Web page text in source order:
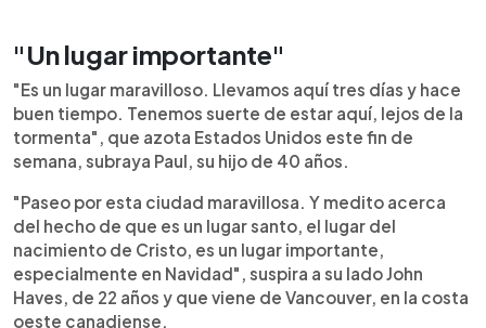
"Un lugar importante"
"Es un lugar maravilloso. Llevamos aquí tres días y hace
buen tiempo. Tenemos suerte de estar aquí, lejos de la
tormenta", que azota Estados Unidos este fin de
semana, subraya Paul, su hijo de 40 años.
"Paseo por esta ciudad maravillosa. Y medito acerca
del hecho de que es un lugar santo, el lugar del
nacimiento de Cristo, es un lugar importante,
especialmente en Navidad", suspira a su lado John
Haves, de 22 años y que viene de Vancouver, en la costa
oeste canadiense.